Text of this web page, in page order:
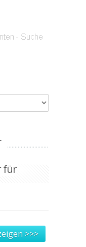
für
>>>